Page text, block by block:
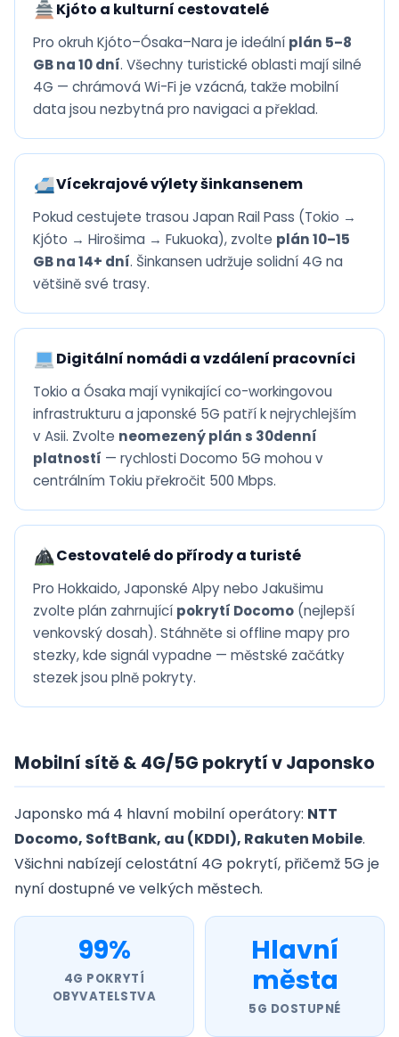
Kjóto a kulturní cestovatelé
Pro okruh Kjóto–Ósaka–Nara je ideální plán 5–8
GB na 10 dní. Všechny turistické oblasti mají silné
4G — chrámová Wi-Fi je vzácná, takže mobilní
data jsou nezbytná pro navigaci a překlad.
Vícekrajové výlety šinkansenem
Pokud cestujete trasou Japan Rail Pass (Tokio →
Kjóto → Hirošima → Fukuoka), zvolte plán 10–15
GB na 14+ dní. Šinkansen udržuje solidní 4G na
většině své trasy.
Digitální nomádi a vzdálení pracovníci
Tokio a Ósaka mají vynikající co-workingovou
infrastrukturu a japonské 5G patří k nejrychlejším
v Asii. Zvolte neomezený plán s 30denní
platností — rychlosti Docomo 5G mohou v
centrálním Tokiu překročit 500 Mbps.
Cestovatelé do přírody a turisté
Pro Hokkaido, Japonské Alpy nebo Jakušimu
zvolte plán zahrnující pokrytí Docomo (nejlepší
venkovský dosah). Stáhněte si offline mapy pro
stezky, kde signál vypadne — městské začátky
stezek jsou plně pokryty.
Mobilní sítě & 4G/5G pokrytí v Japonsko
Japonsko má 4 hlavní mobilní operátory: NTT
Docomo, SoftBank, au (KDDI), Rakuten Mobile.
Všichni nabízejí celostátní 4G pokrytí, přičemž 5G je
nyní dostupné ve velkých městech.
99%
4G POKRYTÍ
OBYVATELSTVA
Hlavní
města
5G DOSTUPNÉ